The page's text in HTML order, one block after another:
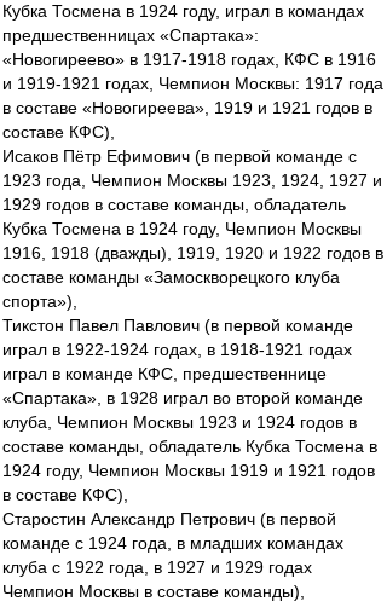
Кубка Тосмена в 1924 году, играл в командах
предшественницах «Спартака»:
«Новогиреево» в 1917-1918 годах, КФС в 1916
и 1919-1921 годах, Чемпион Москвы: 1917 года
в составе «Новогиреева», 1919 и 1921 годов в
составе КФС),
Исаков Пётр Ефимович (в первой команде с
1923 года, Чемпион Москвы 1923, 1924, 1927 и
1929 годов в составе команды, обладатель
Кубка Тосмена в 1924 году, Чемпион Москвы
1916, 1918 (дважды), 1919, 1920 и 1922 годов в
составе команды «Замоскворецкого клуба
спорта»),
Тикстон Павел Павлович (в первой команде
играл в 1922-1924 годах, в 1918-1921 годах
играл в команде КФС, предшественнице
«Спартака», в 1928 играл во второй команде
клуба, Чемпион Москвы 1923 и 1924 годов в
составе команды, обладатель Кубка Тосмена в
1924 году, Чемпион Москвы 1919 и 1921 годов
в составе КФС),
Старостин Александр Петрович (в первой
команде с 1924 года, в младших командах
клуба с 1922 года, в 1927 и 1929 годах
Чемпион Москвы в составе команды),